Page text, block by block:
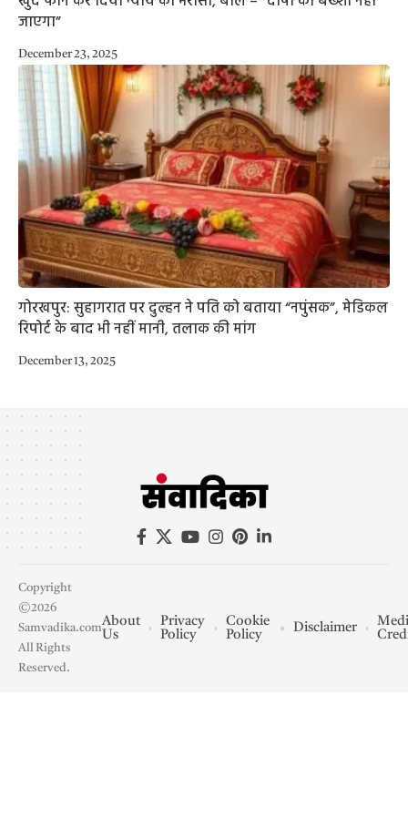
जाएगा”
December 23, 2025
गोरखपुर: सुहागरात पर दुल्हन ने पति को बताया “नपुंसक”, मेडिकल
रिपोर्ट के बाद भी नहीं मानी, तलाक की मांग
December 13, 2025
Copyright
©2026
Samvadika.com
All Rights
Reserved.
About
Us
Privacy
Policy
Cookie
Policy
Disclaimer